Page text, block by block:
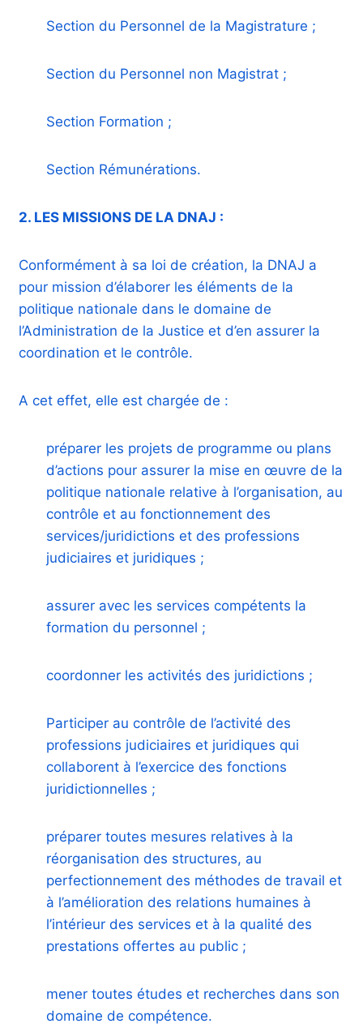
Section du Personnel de la Magistrature ;
Section du Personnel non Magistrat ;
Section Formation ;
Section Rémunérations.
2. LES MISSIONS DE LA DNAJ :
Conformément à sa loi de création, la DNAJ a
pour mission d’élaborer les éléments de la
politique nationale dans le domaine de
l’Administration de la Justice et d’en assurer la
coordination et le contrôle.
A cet effet, elle est chargée de :
préparer les projets de programme ou plans
d’actions pour assurer la mise en œuvre de la
politique nationale relative à l’organisation, au
contrôle et au fonctionnement des
services/juridictions et des professions
judiciaires et juridiques ;
assurer avec les services compétents la
formation du personnel ;
coordonner les activités des juridictions ;
Participer au contrôle de l’activité des
professions judiciaires et juridiques qui
collaborent à l’exercice des fonctions
juridictionnelles ;
préparer toutes mesures relatives à la
réorganisation des structures, au
perfectionnement des méthodes de travail et
à l’amélioration des relations humaines à
l’intérieur des services et à la qualité des
prestations offertes au public ;
mener toutes études et recherches dans son
domaine de compétence.